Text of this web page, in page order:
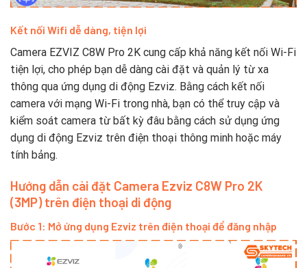
Kết nối Wifi dễ dàng, tiện lợi
Camera EZVIZ C8W Pro 2K cung cấp khả năng kết nối Wi-Fi
tiện lợi, cho phép bạn dễ dàng cài đặt và quản lý từ xa
thông qua ứng dụng di động Ezviz. Bằng cách kết nối
camera với mạng Wi-Fi trong nhà, bạn có thể truy cập và
kiểm soát camera từ bất kỳ đâu bằng cách sử dụng ứng
dụng di động Ezviz trên điện thoại thông minh hoặc máy
tính bảng.
Hướng dẫn cài đặt Camera Ezviz C8W Pro 2K
(3MP) trên điện thoại di động
Bước 1: Mở ứng dụng Ezviz trên điện thoại để đăng nhập